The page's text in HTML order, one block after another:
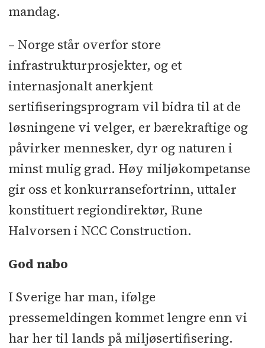
mandag.
– Norge står overfor store
infrastrukturprosjekter, og et
internasjonalt anerkjent
sertifiseringsprogram vil bidra til at de
løsningene vi velger, er bærekraftige og
påvirker mennesker, dyr og naturen i
minst mulig grad. Høy miljøkompetanse
gir oss et konkurransefortrinn, uttaler
konstituert regiondirektør, Rune
Halvorsen i NCC Construction.
God nabo
I Sverige har man, ifølge
pressemeldingen kommet lengre enn vi
har her til lands på miljøsertifisering.